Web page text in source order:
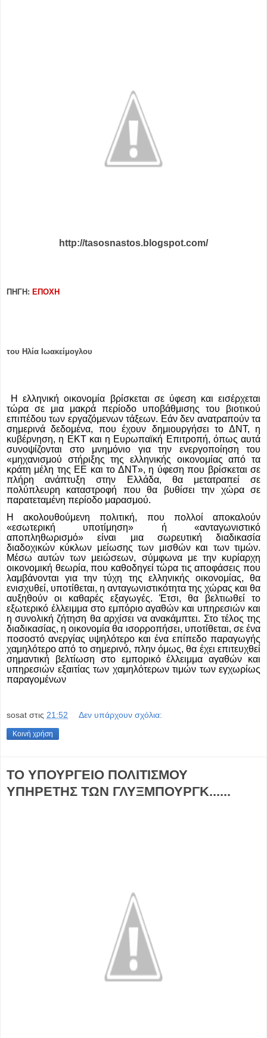
http://tasosnastos.blogspot.com/
ΠΗΓΗ: ΕΠΟΧΗ
του Ηλία Ιωακείμογλου
Η ελληνική οικονομία βρίσκεται σε ύφεση και εισέρχεται
τώρα σε μια μακρά περίοδο υποβάθμισης του βιοτικού
επιπέδου των εργαζόμενων τάξεων. Εάν δεν ανατραπούν τα
σημερινά δεδομένα, που έχουν δημιουργήσει το ΔΝΤ, η
κυβέρνηση, η ΕΚΤ και η Ευρωπαϊκή Επιτροπή, όπως αυτά
συνοψίζονται στο μνημόνιο για την ενεργοποίηση του
«μηχανισμού στήριξης της ελληνικής οικονομίας από τα
κράτη μέλη της ΕΕ και το ΔΝΤ», η ύφεση που βρίσκεται σε
πλήρη ανάπτυξη στην Ελλάδα, θα μετατραπεί σε
πολύπλευρη καταστροφή που θα βυθίσει την χώρα σε
παρατεταμένη περίοδο μαρασμού.
Η ακολουθούμενη πολιτική, που πολλοί αποκαλούν
«εσωτερική υποτίμηση» ή «ανταγωνιστικό
αποπληθωρισμό» είναι μια σωρευτική διαδικασία
διαδοχικών κύκλων μείωσης των μισθών και των τιμών.
Μέσω αυτών των μειώσεων, σύμφωνα με την κυρίαρχη
οικονομική θεωρία, που καθοδηγεί τώρα τις αποφάσεις που
λαμβάνονται για την τύχη της ελληνικής οικονομίας, θα
ενισχυθεί, υποτίθεται, η ανταγωνιστικότητα της χώρας και θα
αυξηθούν οι καθαρές εξαγωγές. Έτσι, θα βελτιωθεί το
εξωτερικό έλλειμμα στο εμπόριο αγαθών και υπηρεσιών και
η συνολική ζήτηση θα αρχίσει να ανακάμπτει. Στο τέλος της
διαδικασίας, η οικονομία θα ισορροπήσει, υποτίθεται, σε ένα
ποσοστό ανεργίας υψηλότερο και ένα επίπεδο παραγωγής
χαμηλότερο από το σημερινό, πλην όμως, θα έχει επιτευχθεί
σημαντική βελτίωση στο εμπορικό έλλειμμα αγαθών και
υπηρεσιών εξαιτίας των χαμηλότερων τιμών των εγχωρίως
παραγομένων
sosat στις 21:52 Δεν υπάρχουν σχόλια:
Κοινή χρήση
ΤΟ ΥΠΟΥΡΓΕΙΟ ΠΟΛΙΤΙΣΜΟΥ
ΥΠΗΡΕΤΗΣ ΤΩΝ ΓΛΥΞΜΠΟΥΡΓΚ......